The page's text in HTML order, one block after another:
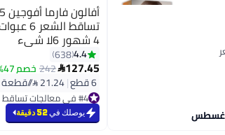
4 شهور 6لا شيء
4.4
638
127.45
242خصم 47%
6 قطع |21.24 /⁨/قطعة⁩
#4 في معالجات تساقط الشعر
أقل سعر في 7 يوم
بتخلّص بسرعة
تم بيع +570 مؤخرًا
يوصلك في52 دقيقة